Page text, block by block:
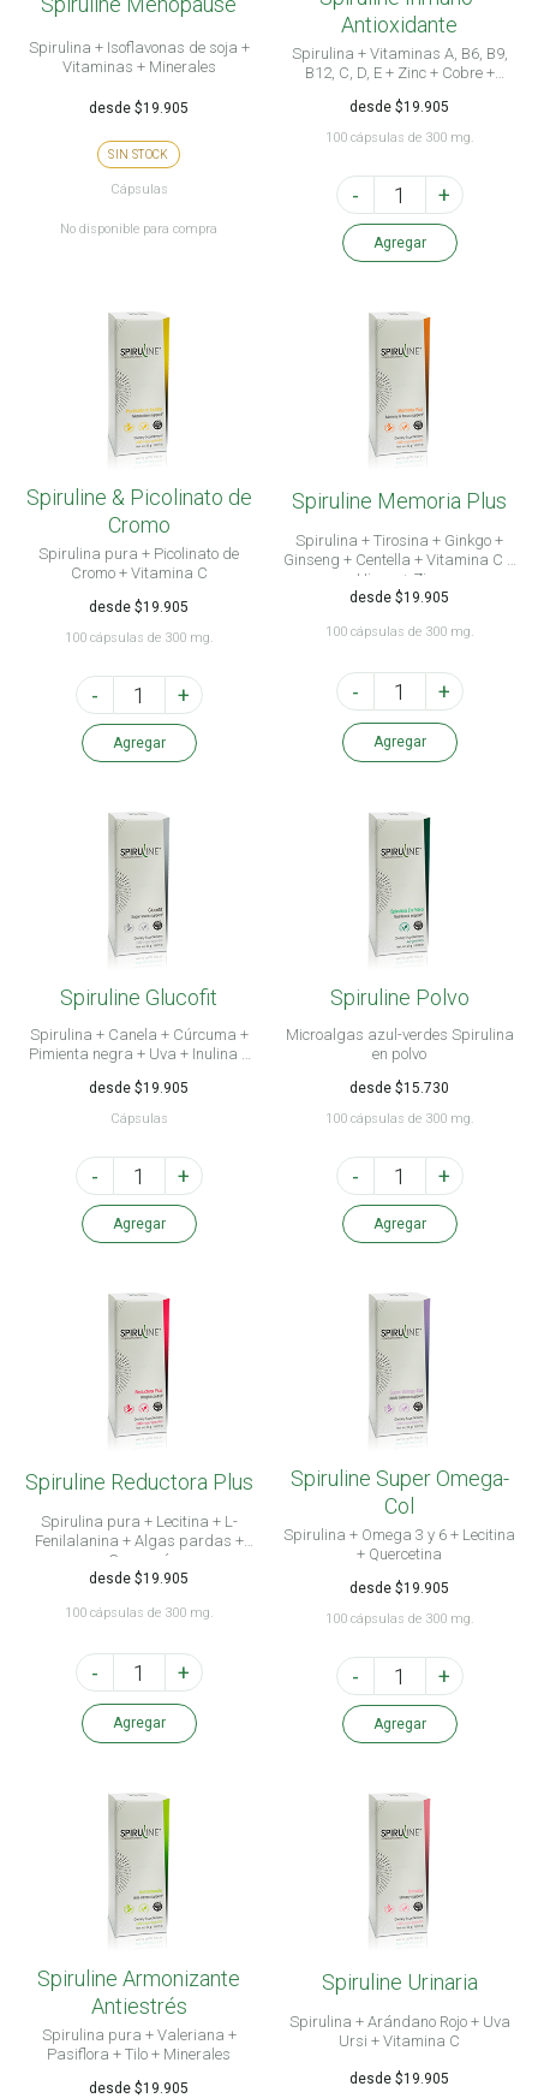
Spirulina + Isoflavonas de soja +
Vitaminas + Minerales
desde $19.905
SIN STOCK
Cápsulas
No disponible para compra
Antioxidante
Spirulina + Vitaminas A, B6, B9,
B12, C, D, E + Zinc + Cobre +
desde $19.905
100 cápsulas de 300 mg.
- +
Agregar
Spiruline & Picolinato de
Cromo
Spirulina pura + Picolinato de
Cromo + Vitamina C
desde $19.905
100 cápsulas de 300 mg.
- +
Agregar
Spiruline Memoria Plus
Spirulina + Tirosina + Ginkgo +
Ginseng + Centella + Vitamina C +
Hierro + Zinc
desde $19.905
100 cápsulas de 300 mg.
- +
Agregar
Spiruline Glucofit
Spirulina + Canela + Cúrcuma +
Pimienta negra + Uva + Inulina +
Minerales
desde $19.905
Cápsulas
- +
Agregar
Spiruline Polvo
Microalgas azul-verdes Spirulina
en polvo
desde $15.730
100 cápsulas de 300 mg.
- +
Agregar
Spiruline Reductora Plus
Spirulina pura + Lecitina + L-
Fenilalanina + Algas pardas +
Guaraná
desde $19.905
100 cápsulas de 300 mg.
- +
Agregar
Spiruline Super Omega-
Col
Spirulina + Omega 3 y 6 + Lecitina
+ Quercetina
desde $19.905
100 cápsulas de 300 mg.
- +
Agregar
Spiruline Armonizante
Antiestrés
Spirulina pura + Valeriana +
Pasiflora + Tilo + Minerales
desde $19.905
Spiruline Urinaria
Spirulina + Arándano Rojo + Uva
Ursi + Vitamina C
desde $19.905